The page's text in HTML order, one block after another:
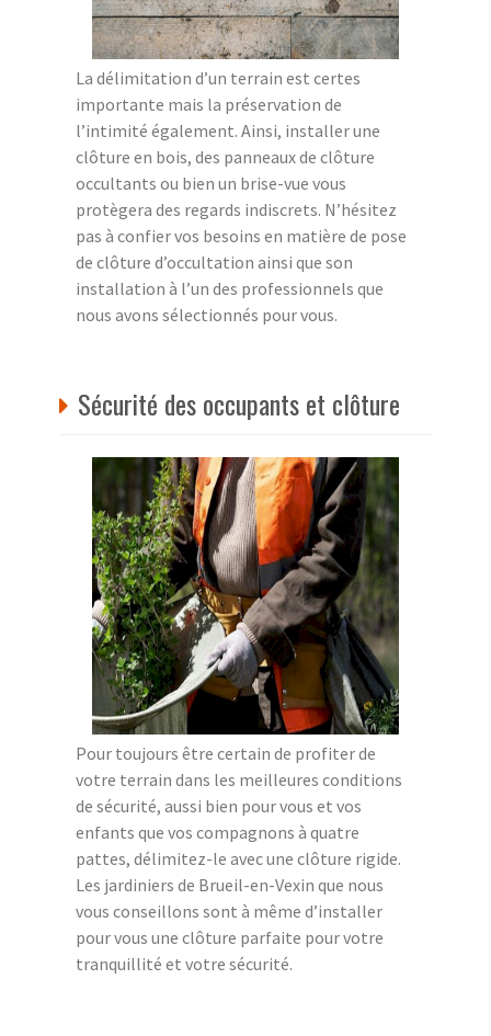
La délimitation d’un terrain est certes
importante mais la préservation de
l’intimité également. Ainsi, installer une
clôture en bois, des panneaux de clôture
occultants ou bien un brise-vue vous
protègera des regards indiscrets. N’hésitez
pas à confier vos besoins en matière de pose
de clôture d’occultation ainsi que son
installation à l’un des professionnels que
nous avons sélectionnés pour vous.
Sécurité des occupants et clôture
Pour toujours être certain de profiter de
votre terrain dans les meilleures conditions
de sécurité, aussi bien pour vous et vos
enfants que vos compagnons à quatre
pattes, délimitez-le avec une clôture rigide.
Les jardiniers de Brueil-en-Vexin que nous
vous conseillons sont à même d’installer
pour vous une clôture parfaite pour votre
tranquillité et votre sécurité.